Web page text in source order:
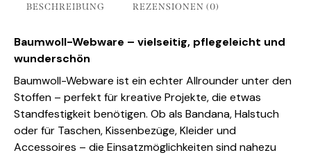
BESCHREIBUNG REZENSIONEN (0)
Baumwoll-Webware – vielseitig, pflegeleicht und
wunderschön
Baumwoll-Webware ist ein echter Allrounder unter den
Stoffen – perfekt für kreative Projekte, die etwas
Standfestigkeit benötigen. Ob als Bandana, Halstuch
oder für Taschen, Kissenbezüge, Kleider und
Accessoires – die Einsatzmöglichkeiten sind nahezu